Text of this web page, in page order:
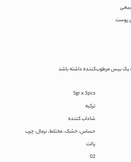
پوست
بیس مرطوب‌کننده داشته باشد
5gr x 3pcs
ترکیه
شاداب کننده
حساس، خشک، مختلط، نرمال، چرب
پالت
02